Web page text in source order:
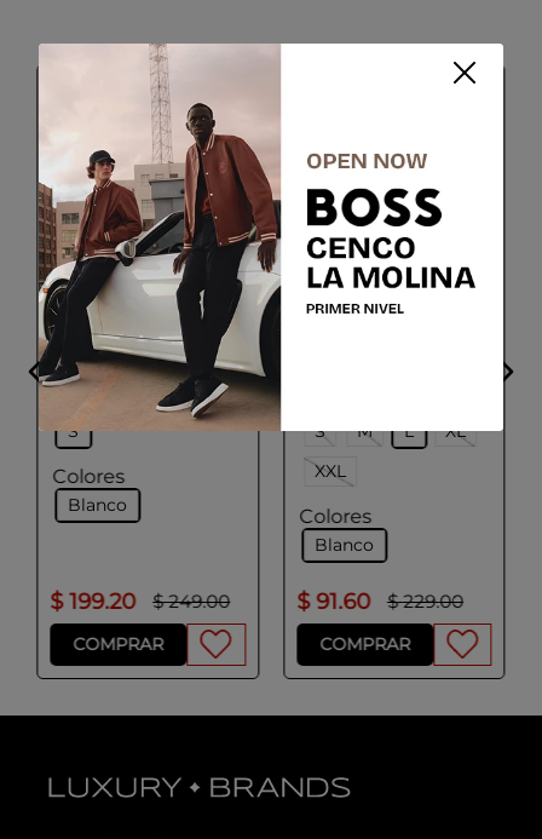
BOSS
Polo ajustado de
algodón elástico con
función de secado
rápido
Talla
S
Colores
Blanco
$ 199.20 $ 249.00
COMPRAR
Last Units
BOSS
S M L
XL
XXL
Colores
Blanco
$ 91.60 $ 229.00
COMPRAR